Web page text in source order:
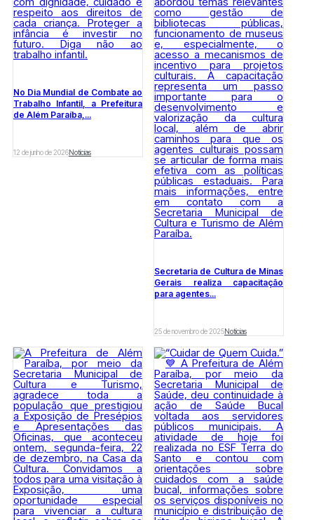
No Dia Mundial de Combate ao
Trabalho Infantil, a Prefeitura
de Além Paraíba,...
12 de junho de 2026Notícias
Secretaria de Cultura de Minas
Gerais realiza capacitação
para agentes...
25 de novembro de 2025Notícias